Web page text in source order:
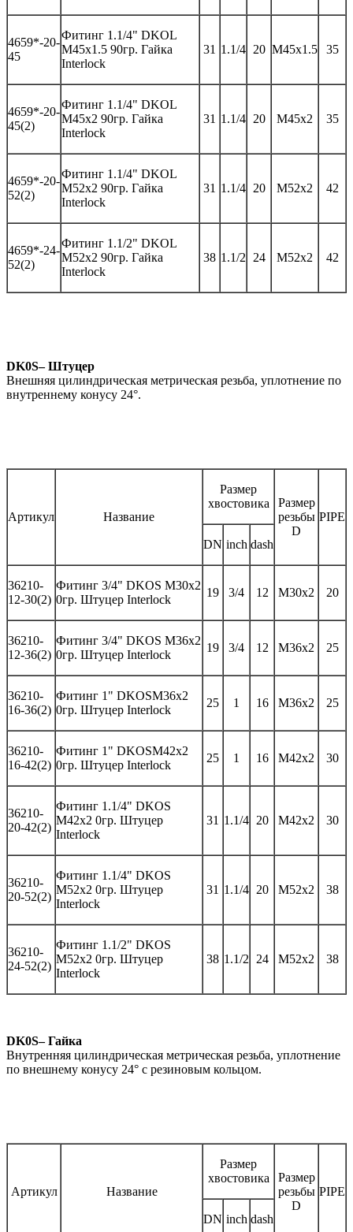
4659*-20-
45
Фитинг 1.1/4" DKOL
M45x1.5 90гр. Гайка
Interlock
31 1.1/4 20 M45x1.5 35
4659*-20-
45(2)
Фитинг 1.1/4" DKOL
M45x2 90гр. Гайка
Interlock
31 1.1/4 20 M45x2 35
4659*-20-
52(2)
Фитинг 1.1/4" DKOL
M52x2 90гр. Гайка
Interlock
31 1.1/4 20 M52x2 42
4659*-24-
52(2)
Фитинг 1.1/2" DKOL
M52x2 90гр. Гайка
Interlock
38 1.1/2 24 M52x2 42
DK0S– Штуцер
Внешняя цилиндрическая метрическая резьба, уплотнение по
внутреннему конусу 24°.
Артикул Название
Размер
хвостовика
Размер
резьбы
D
PIPE
DN inch dash
36210-
12-30(2)
Фитинг 3/4" DKOS M30x2
0гр. Штуцер Interlock
19 3/4 12 M30x2 20
36210-
12-36(2)
Фитинг 3/4" DKOS M36x2
0гр. Штуцер Interlock
19 3/4 12 M36x2 25
36210-
16-36(2)
Фитинг 1" DKOSM36x2
0гр. Штуцер Interlock
25 1 16 M36x2 25
36210-
16-42(2)
Фитинг 1" DKOSM42x2
0гр. Штуцер Interlock
25 1 16 M42x2 30
36210-
20-42(2)
Фитинг 1.1/4" DKOS
M42x2 0гр. Штуцер
Interlock
31 1.1/4 20 M42x2 30
36210-
20-52(2)
Фитинг 1.1/4" DKOS
M52x2 0гр. Штуцер
Interlock
31 1.1/4 20 M52x2 38
36210-
24-52(2)
Фитинг 1.1/2" DKOS
M52x2 0гр. Штуцер
Interlock
38 1.1/2 24 M52x2 38
DK0S– Гайка
Внутренняя цилиндрическая метрическая резьба, уплотнение
по внешнему конусу 24° с резиновым кольцом.
Артикул Название
Размер
хвостовика
Размер
резьбы
D
PIPE
DN inch dash